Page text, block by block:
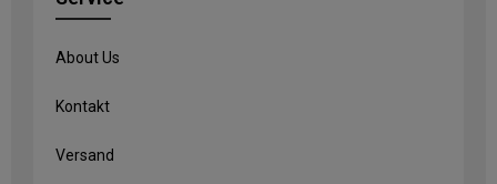
About Us
Kontakt
Versand